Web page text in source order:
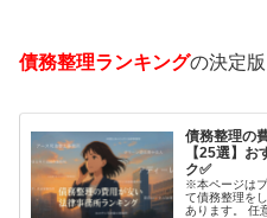
債務整理ランキングの決定版
債務整理の
【25選】
ク✅
※本ページは
て債務整理を
あります。 任